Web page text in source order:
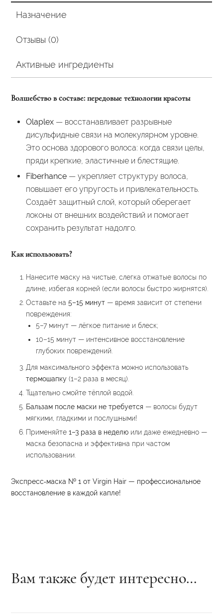
Назначение
Отзывы (0)
Активные ингредиенты
Волшебство в составе: передовые технологии красоты
Olaplex— восстанавливает разрывные
дисульфидные связи на молекулярном уровне.
Это основа здорового волоса: когда связи целы,
пряди крепкие, эластичные и блестящие.
Fiberhance— укрепляет структуру волоса,
повышает его упругость и привлекательность.
Создаёт защитный слой, который оберегает
локоны от внешних воздействий и помогает
сохранить результат надолго.
Как использовать?
Нанесите маску на чистые, слегка отжатые волосы по
длине, избегая корней (если волосы быстро жирнятся).
Оставьте на 5–15 минут— время зависит от степени
повреждения:
5–7 минут — лёгкое питание и блеск;
10–15 минут — интенсивное восстановление
глубоких повреждений.
Для максимального эффекта можно использовать
термошапку(1–2 раза в месяц).
Тщательно смойте тёплой водой.
Бальзам после маски не требуется — волосы будут
мягкими, гладкими и послушными!
Применяйте 1–3 раза в неделюили даже ежедневно —
маска безопасна и эффективна при частом
использовании.
Экспресс‑маска № 1 от Virgin Hair — профессиональное
восстановление в каждой капле!
Вам также будет интересно…